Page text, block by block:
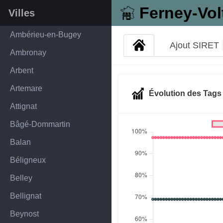
Ferney-
Villes
Ambérieu-en-Bugey
Ambronay
Arbent
Artemare
Attignat
Bâgé-Dommartin
Balan
Béligneux
Belley
Bellignat
Beynost
Ajout SIRET
Évolution des